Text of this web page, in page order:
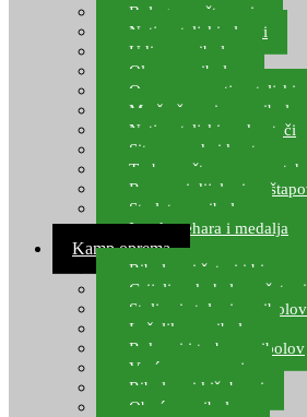
Bolognese štapovi
Natjecateljski plovci
Udice za ribolov
Olovo za ribolov
Oprema za natjecateljski
Mreže čuvarice za ribolov
Natjecateljski podmetači
Sito, posude i kante
Torbe za štapove – match
Rezervni dijelovi za
Starlete za ribolov
Izrada pehara i medalja
Kamp oprema
Ribolovni šatori i bivvy
Grijalice, kuhala za šator
Stolice i stolovi za ribolov
Ležaljke za ribolov
Ruksaci i torbe za ribolov
Vreće za spavanje
Ribolovni kišobrani
Obuća za ribolov